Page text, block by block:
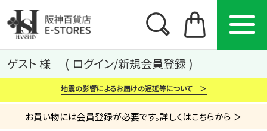
ゲスト 様 ログイン/新規会員登録
地震の影響によるお届けの遅延等について ＞
お買い物には会員登録が必要です。詳しくはこちらから ＞